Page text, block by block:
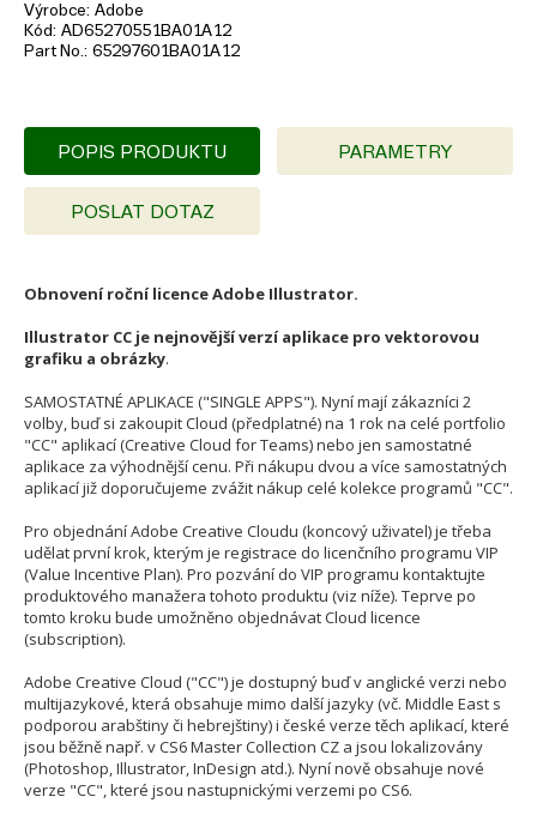
Výrobce Adobe
Kód AD65270551BA01A12
Part No. 65297601BA01A12
POPIS PRODUKTU PARAMETRY
POSLAT DOTAZ
Obnovení roční licence Adobe Illustrator.
Illustrator CC je nejnovější verzí aplikace pro vektorovou
grafiku a obrázky.
SAMOSTATNÉ APLIKACE ("SINGLE APPS"). Nyní mají zákazníci 2
volby, buď si zakoupit Cloud (předplatné) na 1 rok na celé portfolio
"CC" aplikací (Creative Cloud for Teams) nebo jen samostatné
aplikace za výhodnější cenu. Při nákupu dvou a více samostatných
aplikací již doporučujeme zvážit nákup celé kolekce programů "CC".
Pro objednání Adobe Creative Cloudu (koncový uživatel) je třeba
udělat první krok, kterým je registrace do licenčního programu VIP
(Value Incentive Plan). Pro pozvání do VIP programu kontaktujte
produktového manažera tohoto produktu (viz níže). Teprve po
tomto kroku bude umožněno objednávat Cloud licence
(subscription).
Adobe Creative Cloud ("CC") je dostupný buď v anglické verzi nebo
multijazykové, která obsahuje mimo další jazyky (vč. Middle East s
podporou arabštiny či hebrejštiny) i české verze těch aplikací, které
jsou běžně např. v CS6 Master Collection CZ a jsou lokalizovány
(Photoshop, Illustrator, InDesign atd.). Nyní nově obsahuje nové
verze "CC", které jsou nastupnickými verzemi po CS6.